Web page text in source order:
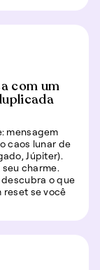
com um
mensagem
caos lunar de
Júpiter).
charme.
descubra o que
reset se você